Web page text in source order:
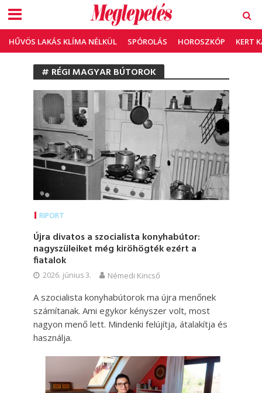
HŰVÖS LAKÁS KLÍMA NÉLKÜL SPÓROLÁS HOROSZKÓP KERT
# RÉGI MAGYAR BÚTOROK
RIPORT
Újra divatos a szocialista konyhabútor:
nagyszüleiket még kiröhögték ezért a
fiatalok
2026. június 3. Némedi Kincső
A szocialista konyhabútorok ma újra menőnek
számítanak. Ami egykor kényszer volt, most
nagyon menő lett. Mindenki felújítja, átalakítja és
használja.